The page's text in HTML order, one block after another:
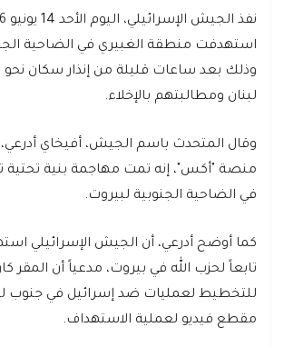
استهدفت منطقة الغبيري في الضاحية
لبنان ومطالبتهم بالإخلاء.
وقال المتحدث باسم الجيش، أفيخاي
منصة "أكس"، إنه تمت مهاجمة بنية تحتية
في الضاحية الجنوبية لبيروت.
كما أوضح أدرعي، أن الجيش الإسرائيلي
تابعاً لحزب الله في بيروت، مدعياً أن المقر
للتخطيط لعمليات ضد إسرائيل في جنوب
مقطع فيديو لعملية الاستهداف.